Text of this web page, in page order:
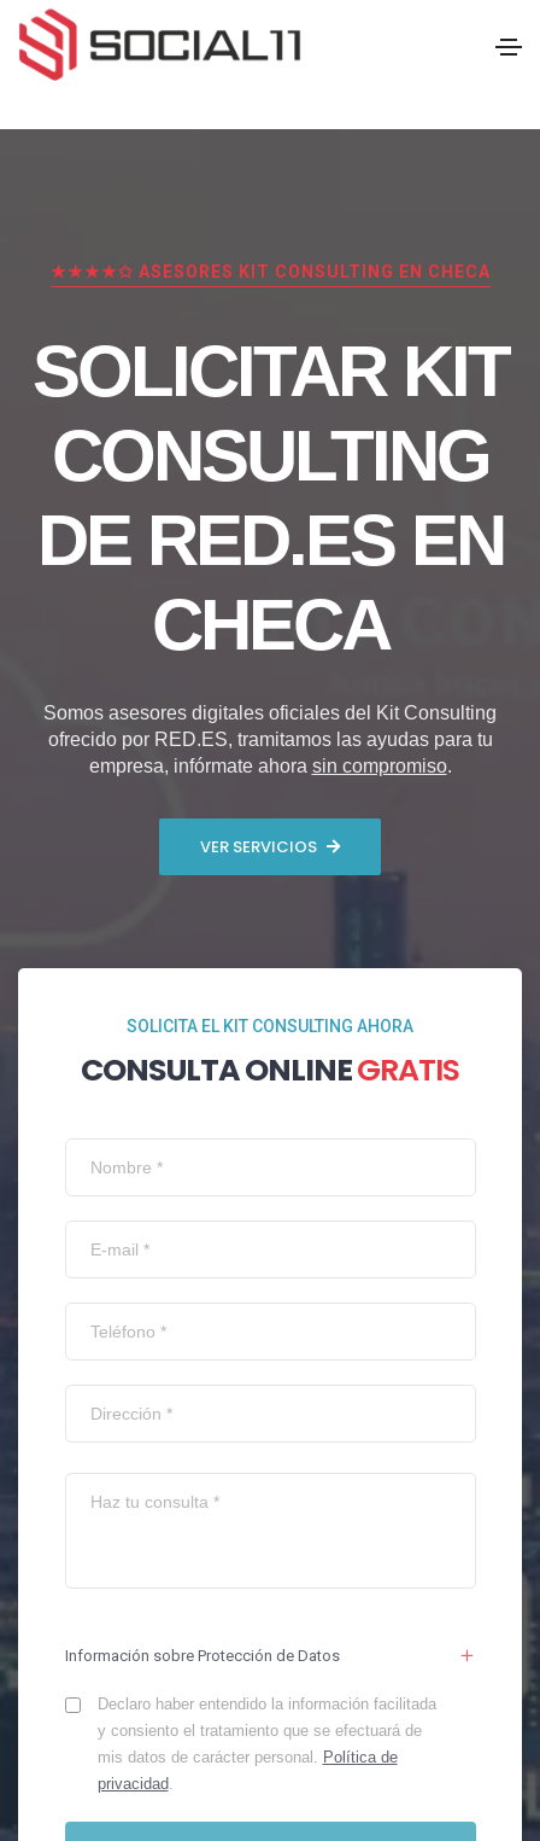
★★★★✩ ASESORES KIT CONSULTING EN CHECA
SOLICITAR KIT
CONSULTING
DE RED.ES EN
CHECA
Somos asesores digitales oficiales del Kit Consulting
ofrecido por RED.ES, tramitamos las ayudas para tu
empresa, infórmate ahora sin compromiso.
VER SERVICIOS
SOLICITA EL KIT CONSULTING AHORA
CONSULTA ONLINEGRATIS
Información sobre Protección de Datos
Declaro haber entendido la información facilitada
y consiento el tratamiento que se efectuará de
mis datos de carácter personal. Política de
privacidad.